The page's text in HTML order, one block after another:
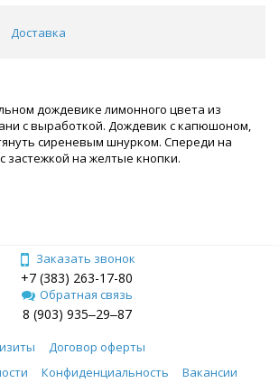
Доставка
дождевике лимонного цвета из
с выработкой. Дождевик с капюшоном,
сиреневым шнурком. Спереди на
застежкой на желтые кнопки.
Заказать звонок
+7 (383) 263-17-80
Обратная связь
8 (903) 935‒29‒87
Договор оферты
Конфиденциальность
Вакансии